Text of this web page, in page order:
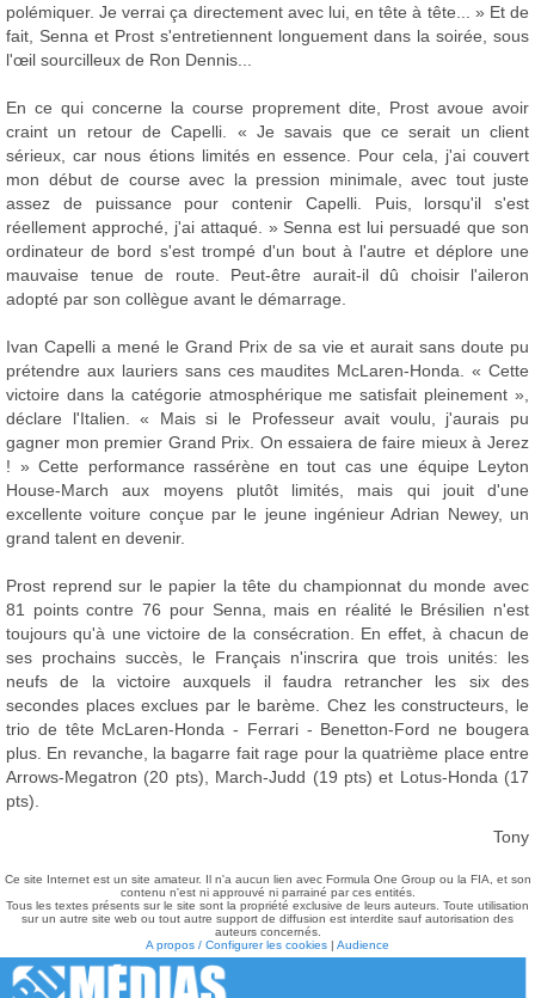
polémiquer. Je verrai ça directement avec lui, en tête à tête... » Et de
fait, Senna et Prost s'entretiennent longuement dans la soirée, sous
l'œil sourcilleux de Ron Dennis...
En ce qui concerne la course proprement dite, Prost avoue avoir
craint un retour de Capelli. « Je savais que ce serait un client
sérieux, car nous étions limités en essence. Pour cela, j'ai couvert
mon début de course avec la pression minimale, avec tout juste
assez de puissance pour contenir Capelli. Puis, lorsqu'il s'est
réellement approché, j'ai attaqué. » Senna est lui persuadé que son
ordinateur de bord s'est trompé d'un bout à l'autre et déplore une
mauvaise tenue de route. Peut-être aurait-il dû choisir l'aileron
adopté par son collègue avant le démarrage.
Ivan Capelli a mené le Grand Prix de sa vie et aurait sans doute pu
prétendre aux lauriers sans ces maudites McLaren-Honda. « Cette
victoire dans la catégorie atmosphérique me satisfait pleinement »,
déclare l'Italien. « Mais si le Professeur avait voulu, j'aurais pu
gagner mon premier Grand Prix. On essaiera de faire mieux à Jerez
! » Cette performance rassérène en tout cas une équipe Leyton
House-March aux moyens plutôt limités, mais qui jouit d'une
excellente voiture conçue par le jeune ingénieur Adrian Newey, un
grand talent en devenir.
Prost reprend sur le papier la tête du championnat du monde avec
81 points contre 76 pour Senna, mais en réalité le Brésilien n'est
toujours qu'à une victoire de la consécration. En effet, à chacun de
ses prochains succès, le Français n'inscrira que trois unités: les
neufs de la victoire auxquels il faudra retrancher les six des
secondes places exclues par le barème. Chez les constructeurs, le
trio de tête McLaren-Honda - Ferrari - Benetton-Ford ne bougera
plus. En revanche, la bagarre fait rage pour la quatrième place entre
Arrows-Megatron (20 pts), March-Judd (19 pts) et Lotus-Honda (17
pts).
Tony
Ce site Internet est un site amateur. Il n'a aucun lien avec Formula One Group ou la FIA, et son
contenu n'est ni approuvé ni parrainé par ces entités.
Tous les textes présents sur le site sont la propriété exclusive de leurs auteurs. Toute utilisation
sur un autre site web ou tout autre support de diffusion est interdite sauf autorisation des
auteurs concernés.
A propos / Configurer les cookies | Audience